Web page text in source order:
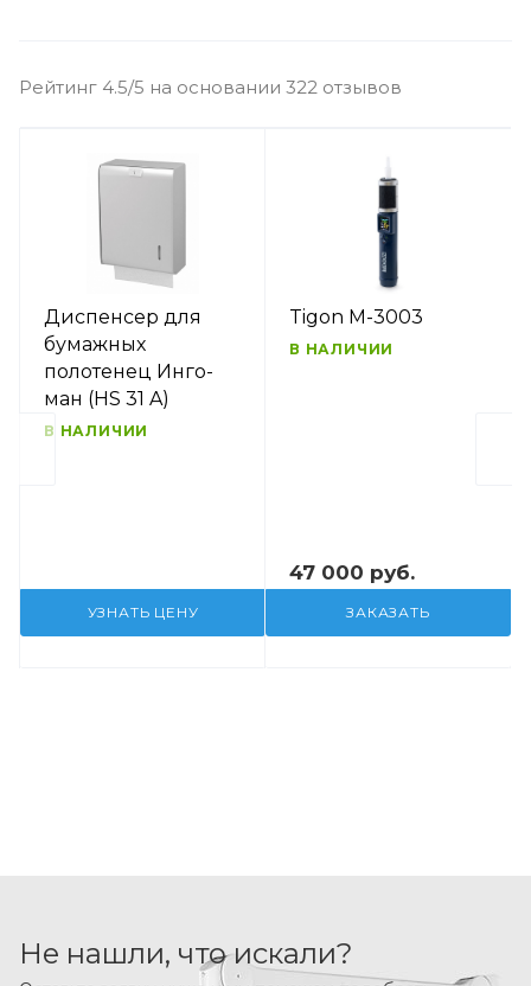
Рейтинг 4.5/5 на основании 322 отзывов
Диспенсер для
бумажных
полотенец Инго-
ман (HS 31 A)
В НАЛИЧИИ
УЗНАТЬ ЦЕНУ
Tigon M-3003
В НАЛИЧИИ
47 000 руб.
ЗАКАЗАТЬ
Не нашли, что искали?